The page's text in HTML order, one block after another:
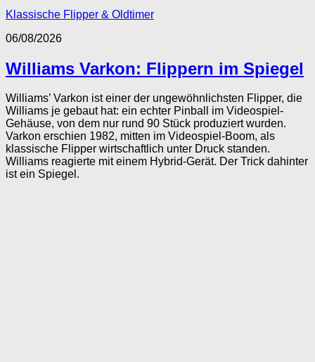
Klassische Flipper & Oldtimer
06/08/2026
Williams Varkon: Flippern im Spiegel
Williams’ Varkon ist einer der ungewöhnlichsten Flipper, die
Williams je gebaut hat: ein echter Pinball im Videospiel-
Gehäuse, von dem nur rund 90 Stück produziert wurden.
Varkon erschien 1982, mitten im Videospiel-Boom, als
klassische Flipper wirtschaftlich unter Druck standen.
Williams reagierte mit einem Hybrid-Gerät. Der Trick dahinter
ist ein Spiegel.